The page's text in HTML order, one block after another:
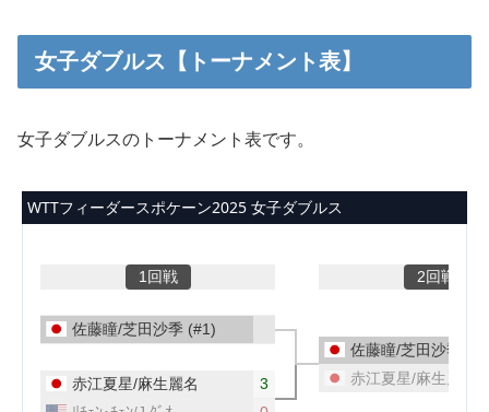
女子ダブルス【トーナメント表】
女子ダブルスのトーナメント表です。